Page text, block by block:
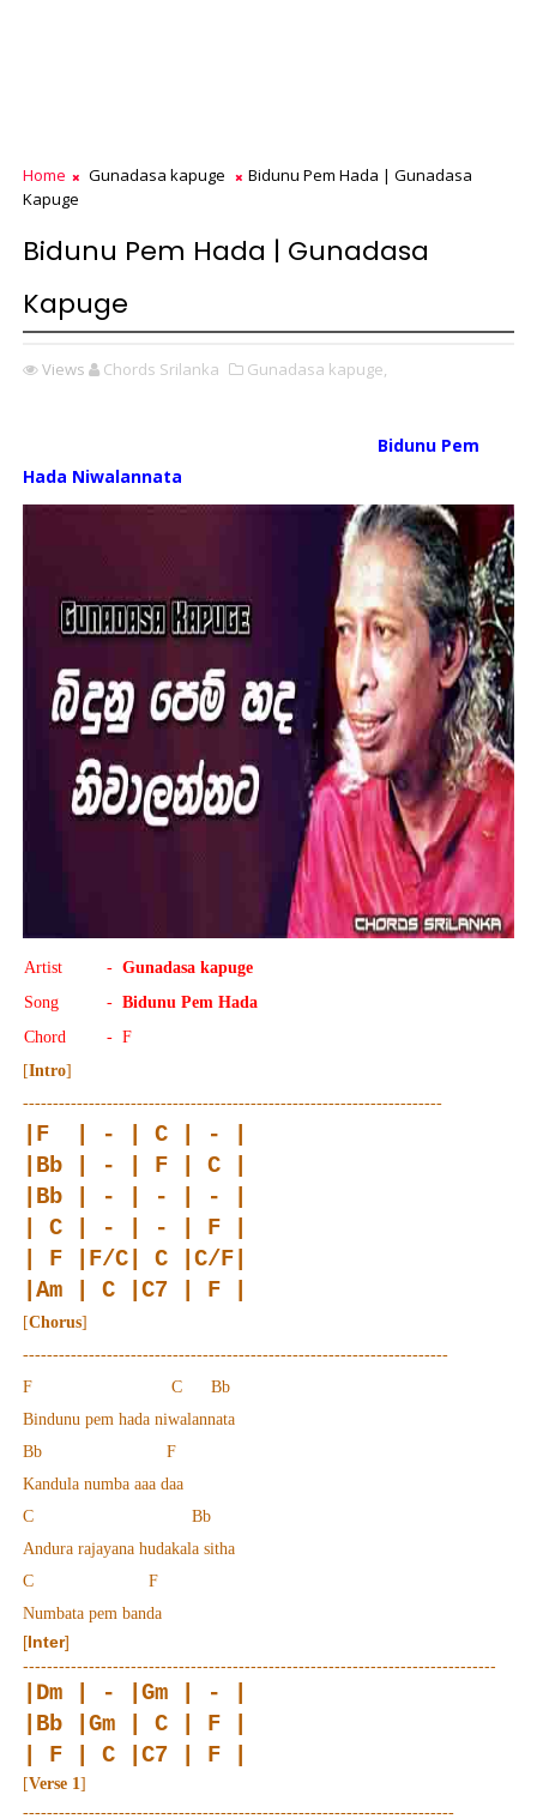
Home Gunadasa kapuge
Bidunu Pem Hada | Gunadasa
Kapuge
Bidunu Pem Hada | Gunadasa
Kapuge
Views Chords Srilanka Gunadasa kapuge,
Bidunu Pem
Hada Niwalannata
Artist - Gunadasa kapuge
Song
- Bidunu Pem Hada
Chord
- F
[Intro]
----------------------------------------------------------------------
|F | - | C | - |
|Bb | - | F | C |
|Bb | - | - | - |
| C | - | - | F |
| F |F/C| C |C/F|
|Am | C |C7 | F |
[Chorus]
-----------------------------------------------------------------------
F C Bb
Bindunu pem hada niwalannata
Bb F
Kandula numba aaa daa
C Bb
Andura rajayana hudakala sitha
C F
Numbata pem banda
[Inter]
-------------------------------------------------------------------------------
|Dm | - |Gm | - |
|Bb |Gm | C | F |
| F | C |C7 | F |
[Verse 1]
------------------------------------------------------------------------